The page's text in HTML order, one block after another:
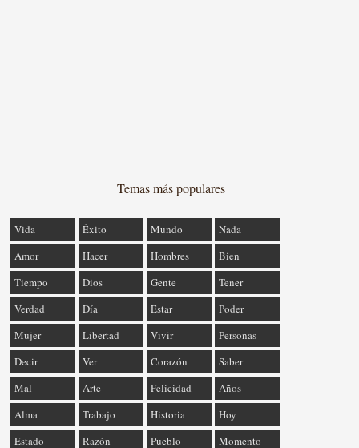
Temas más populares
Vida Éxito Mundo
Nada
Amor
Hacer Hombres
Bien
Tiempo
Dios Gente
Tener
Verdad
Día Estar
Poder
Mujer
Libertad Vivir
Personas
Decir
Ver Corazón
Saber
Mal
Arte Felicidad
Años
Alma
Trabajo Historia
Hoy
Estado
Razón Pueblo Momento